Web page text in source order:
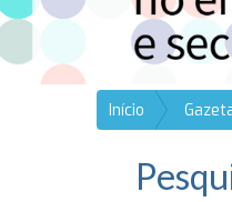
Início